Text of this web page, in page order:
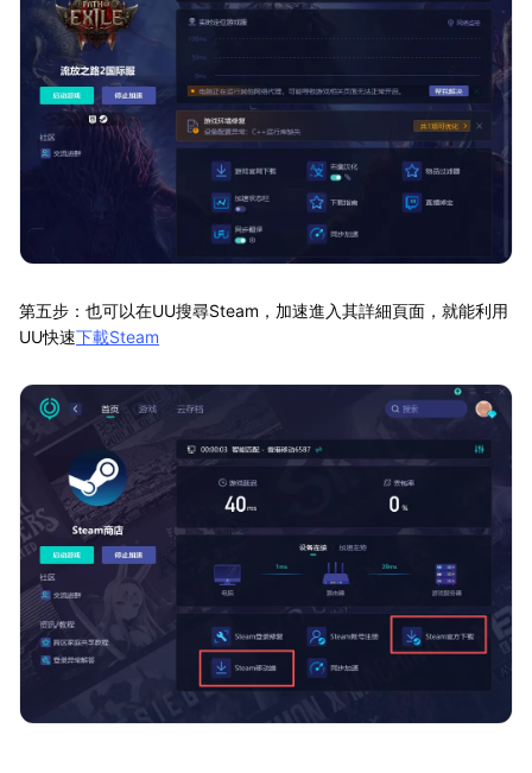
第五步：也可以在UU搜尋Steam，加速進入其詳細頁面，就能利用
UU快速下載Steam